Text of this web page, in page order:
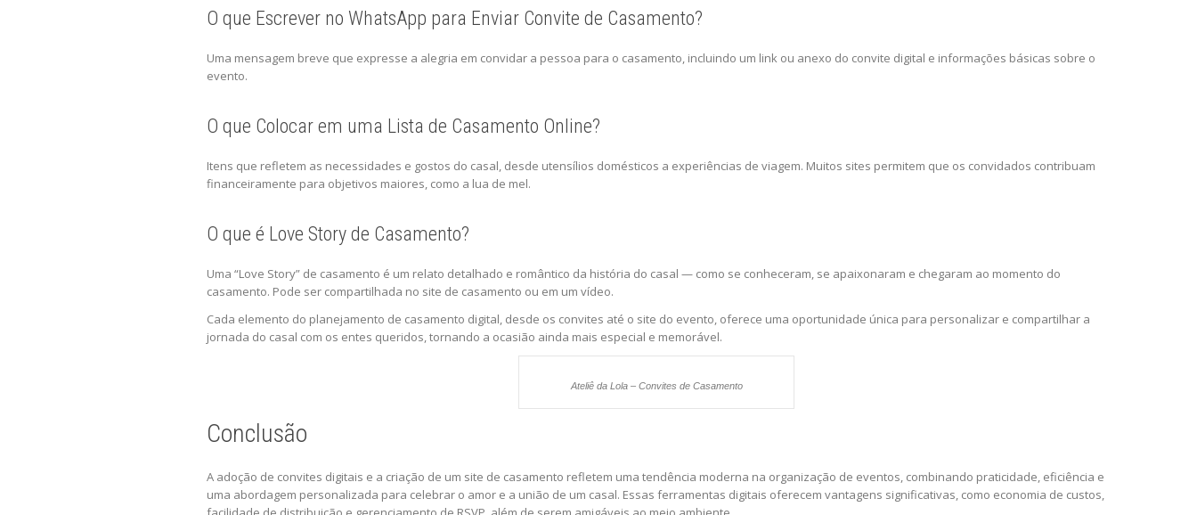
O que Escrever no WhatsApp para Enviar Convite de Casamento?
Uma mensagem breve que expresse a alegria em convidar a pessoa para o casamento, incluindo um link ou anexo do convite digital e informações básicas sobre o
evento.
O que Colocar em uma Lista de Casamento Online?
Itens que refletem as necessidades e gostos do casal, desde utensílios domésticos a experiências de viagem. Muitos sites permitem que os convidados contribuam
financeiramente para objetivos maiores, como a lua de mel.
O que é Love Story de Casamento?
Uma “Love Story” de casamento é um relato detalhado e romântico da história do casal — como se conheceram, se apaixonaram e chegaram ao momento do
casamento. Pode ser compartilhada no site de casamento ou em um vídeo.
Cada elemento do planejamento de casamento digital, desde os convites até o site do evento, oferece uma oportunidade única para personalizar e compartilhar a
jornada do casal com os entes queridos, tornando a ocasião ainda mais especial e memorável.
Ateliê da Lola – Convites de Casamento
Conclusão
A adoção de convites digitais e a criação de um site de casamento refletem uma tendência moderna na organização de eventos, combinando praticidade, eficiência e
uma abordagem personalizada para celebrar o amor e a união de um casal. Essas ferramentas digitais oferecem vantagens significativas, como economia de custos,